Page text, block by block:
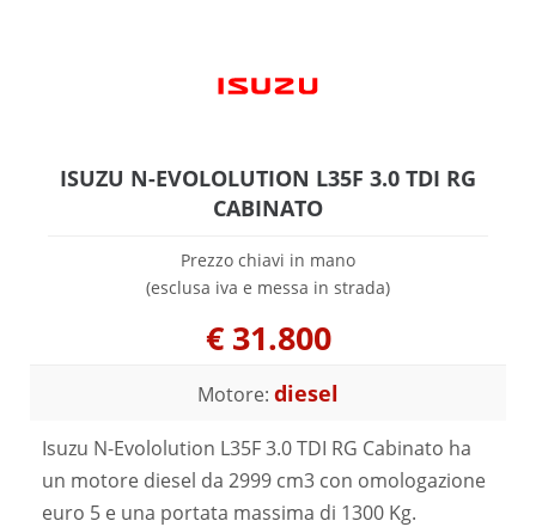
ISUZU N-EVOLOLUTION L35F 3.0 TDI RG
CABINATO
Prezzo chiavi in mano
(esclusa iva e messa in strada)
€ 31.800
Motore: diesel
Isuzu N-Evololution L35F 3.0 TDI RG Cabinato ha
un motore diesel da 2999 cm3 con omologazione
euro 5 e una portata massima di 1300 Kg.